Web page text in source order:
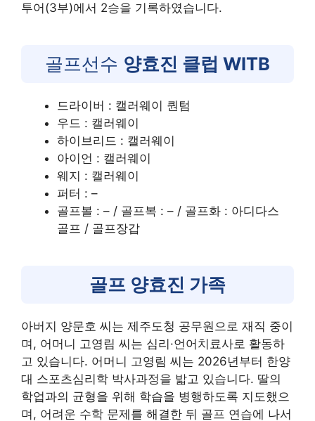
투어(3부)에서 2승을 기록하였습니다.
골프선수 양효진 클럽 WITB
드라이버 : 캘러웨이 퀀텀
우드 : 캘러웨이
하이브리드 : 캘러웨이
아이언 : 캘러웨이
웨지 : 캘러웨이
퍼터 : –
골프볼 : – / 골프복 : – / 골프화 : 아디다스
골프 / 골프장갑
골프 양효진 가족
아버지 양문호 씨는 제주도청 공무원으로 재직 중이
며, 어머니 고영림 씨는 심리·언어치료사로 활동하
고 있습니다. 어머니 고영림 씨는 2026년부터 한양
대 스포츠심리학 박사과정을 밟고 있습니다. 딸의
학업과의 균형을 위해 학습을 병행하도록 지도했으
며, 어려운 수학 문제를 해결한 뒤 골프 연습에 나서